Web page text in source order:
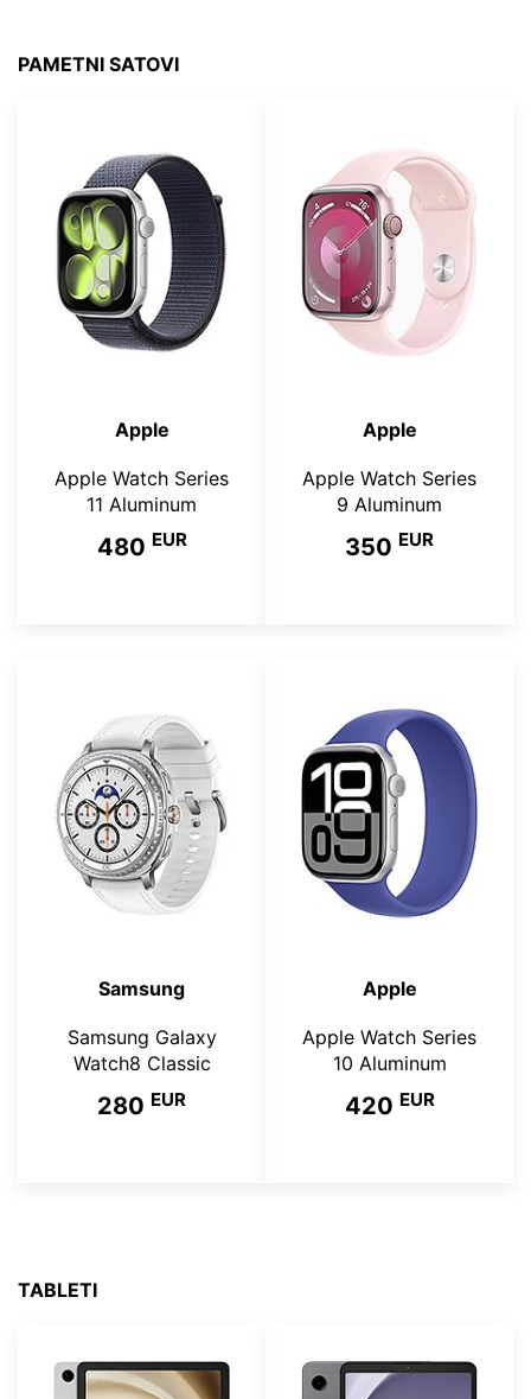
PAMETNI SATOVI
Apple
Apple Watch Series
11 Aluminum
480 EUR
Apple
Apple Watch Series
9 Aluminum
350 EUR
Samsung
Samsung Galaxy
Watch8 Classic
280 EUR
Apple
Apple Watch Series
10 Aluminum
420 EUR
TABLETI